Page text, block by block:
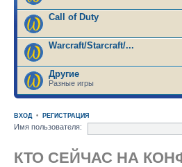
Call of Duty
Warcraft/Starcraft/...
Другие
Разные игры
ВХОД• РЕГИСТРАЦИЯ
Имя пользователя:
КТО СЕЙЧАС НА